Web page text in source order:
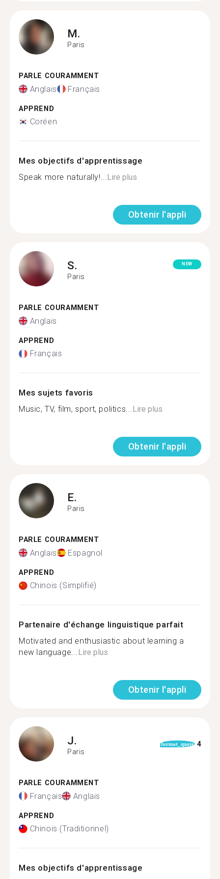
M.
Paris
PARLE COURAMMENT
Anglais Français
APPREND
Coréen
Mes objectifs d'apprentissage
Speak more naturally!...Lire plus
Obtenir l'appli
S.
Paris
NEW
PARLE COURAMMENT
Anglais
APPREND
Français
Mes sujets favoris
Music, TV, film, sport, politics...Lire plus
Obtenir l'appli
E.
Paris
PARLE COURAMMENT
Anglais Espagnol
APPREND
Chinois (Simplifié)
Partenaire d'échange linguistique parfait
Motivated and enthusiastic about learning a
new language...Lire plus
Obtenir l'appli
J.
Paris
format_quote 4
PARLE COURAMMENT
Français Anglais
APPREND
Chinois (Traditionnel)
Mes objectifs d'apprentissage